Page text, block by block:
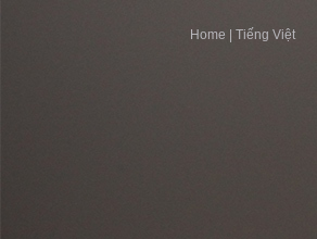
Home Tiếng Việt